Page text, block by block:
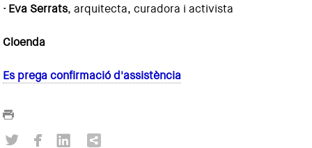
· Eva Serrats, arquitecta, curadora i activista
Cloenda
Es prega confirmació d'assistència